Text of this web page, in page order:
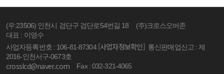
(우:23506) 인천시 검단구 검단로54번길 18
(주)크로스오버존
대표 : 이영수
사업자등록번호 : 106-81-87304[사업자정보확인] 통신판매업신고 : 제
2016-인천서구-0673호
crosslcd@naver.com Fax : 032-321-4065